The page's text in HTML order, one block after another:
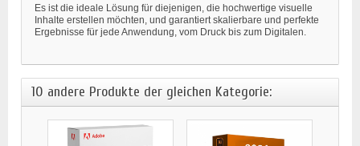
Es ist die ideale Lösung für diejenigen, die hochwertige visuelle
Inhalte erstellen möchten, und garantiert skalierbare und perfekte
Ergebnisse für jede Anwendung, vom Druck bis zum Digitalen.
10 andere Produkte der gleichen Kategorie: